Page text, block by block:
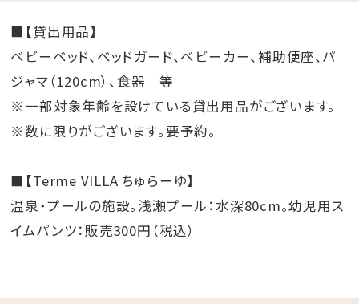
■【貸出用品】
ベビーベッド、ベッドガード、ベビーカー、補助便座、パ
ジャマ（120cm）、食器 等
※一部対象年齢を設けている貸出用品がございます。
※数に限りがございます。要予約。
■【Terme VILLA ちゅらーゆ】
温泉・プールの施設。浅瀬プール：水深80cm。幼児用ス
イムパンツ：販売300円（税込）